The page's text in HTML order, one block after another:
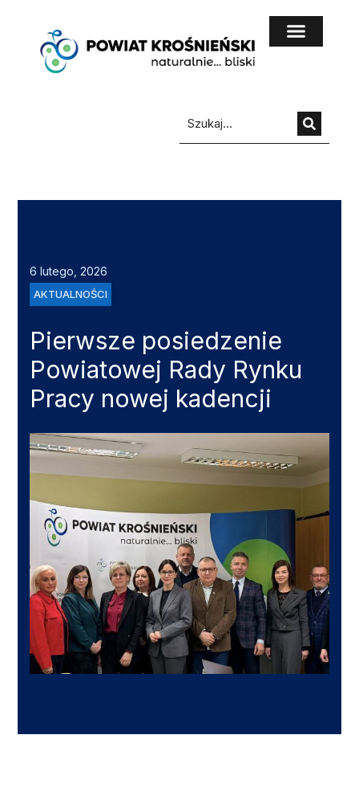
6 lutego, 2026
AKTUALNOŚCI
Pierwsze posiedzenie
Powiatowej Rady Rynku
Pracy nowej kadencji